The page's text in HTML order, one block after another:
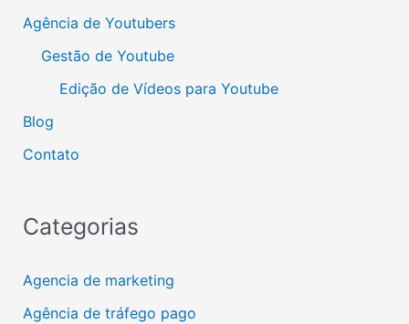
Agência de Youtubers
Gestão de Youtube
Edição de Vídeos para Youtube
Blog
Contato
Categorias
Agencia de marketing
Agência de tráfego pago